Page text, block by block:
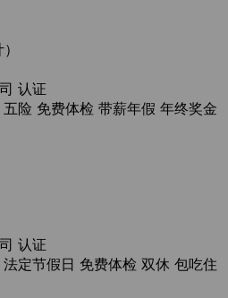
认证
五险 免费体检 带薪年假 年终奖金
认证
法定节假日 免费体检 双休 包吃住